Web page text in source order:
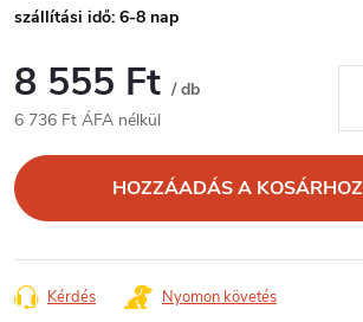
szállítási idő: 6-8 nap
8 555 Ft / db
6 736 Ft ÁFA nélkül
HOZZÁADÁS A KOSÁRHOZ
Kérdés Nyomon követés